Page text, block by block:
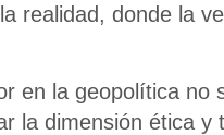
realidad, donde la
en la geopolítica no
la dimensión ética y